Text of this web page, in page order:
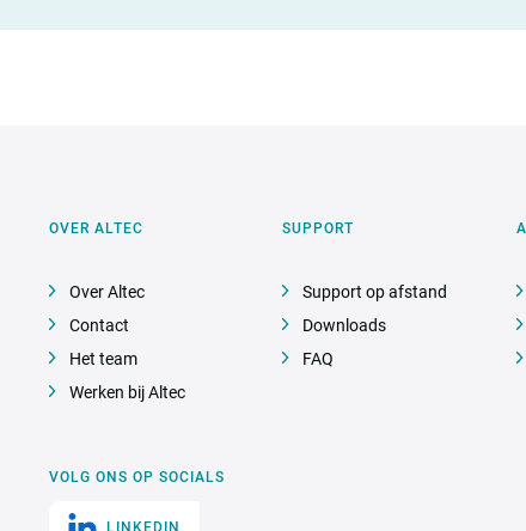
OVER ALTEC
Over Altec
Contact
Het team
Werken bij Altec
SUPPORT
Support op afstand
Downloads
FAQ
VOLG ONS OP SOCIALS